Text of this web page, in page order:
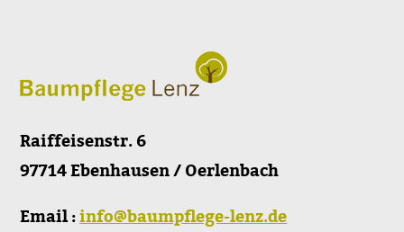
Raiffeisenstr. 6
97714 Ebenhausen / Oerlenbach
Email :info@baumpflege-lenz.de